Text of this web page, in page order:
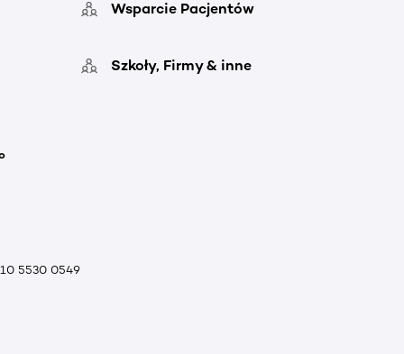
Wsparcie Pacjentów
Szkoły, Firmy & inne
5530 0549